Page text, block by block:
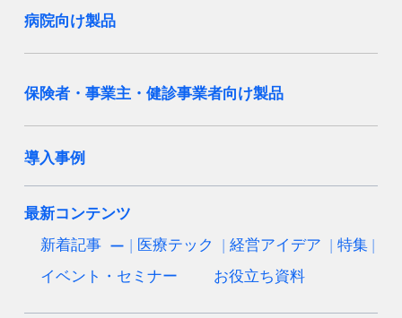
病院向け製品
保険者・事業主・健診事業者向け製品
導入事例
最新コンテンツ
新着記事
医療テック 経営アイデア
特集
イベント・セミナー
お役立ち資料